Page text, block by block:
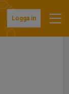
Logga in